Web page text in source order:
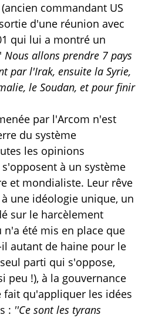
commandant US
d'une réunion avec
qui lui a montré un
Nous allons prendre 7 pays
par l'Irak, ensuite la Syrie,
le Soudan, et pour finir
par l'Arcom n'est
du système
les opinions
à un système
et mondialiste. Leur rêve
une idéologie unique, un
sur le harcèlement
été mis en place que
autant de haine pour le
parti qui s'oppose,
peu !), à la gouvernance
fait qu'appliquer les idées
: ''Ce sont les tyrans